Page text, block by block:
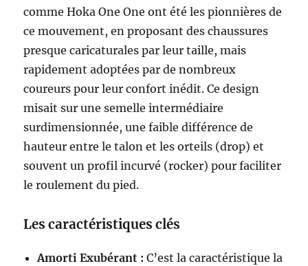
comme Hoka One One ont été les pionnières de
ce mouvement, en proposant des chaussures
presque caricaturales par leur taille, mais
rapidement adoptées par de nombreux
coureurs pour leur confort inédit. Ce design
misait sur une semelle intermédiaire
surdimensionnée, une faible différence de
hauteur entre le talon et les orteils (drop) et
souvent un profil incurvé (rocker) pour faciliter
le roulement du pied.
Les caractéristiques clés
Amorti Exubérant : C’est la caractéristique la